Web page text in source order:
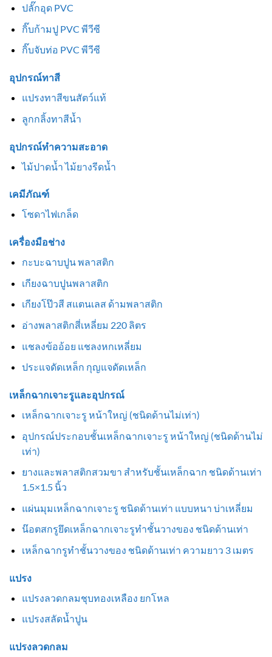
ปลั๊กอุด PVC
กิ๊บก้ามปู PVC พีวีซี
กิ๊บจับท่อ PVC พีวีซี
อุปกรณ์ทาสี
แปรงทาสีขนสัตว์แท้
ลูกกลิ้งทาสีน้ำ
อุปกรณ์ทำความสะอาด
ไม้ปาดน้ำ ไม้ยางรีดน้ำ
เคมีภัณฑ์
โซดาไฟเกล็ด
เครื่องมือช่าง
กะบะฉาบปูน พลาสติก
เกียงฉาบปูนพลาสติก
เกียงโป๊วสี สแตนเลส ด้ามพลาสติก
อ่างพลาสติกสี่เหลี่ยม 220 ลิตร
แชลงข้ออ้อย แชลงหกเหลี่ยม
ประแจดัดเหล็ก กุญแจดัดเหล็ก
เหล็กฉากเจาะรูและอุปกรณ์
เหล็กฉากเจาะรู หน้าใหญ่ (ชนิดด้านไม่เท่า)
อุปกรณ์ประกอบชั้นเหล็กฉากเจาะรู หน้าใหญ่ (ชนิดด้านไม่
เท่า)
ยางและพลาสติกสวมขา สำหรับชั้นเหล็กฉาก ชนิดด้านเท่า
1.5×1.5 นิ้ว
แผ่นมุมเหล็กฉากเจาะรู ชนิดด้านเท่า แบบหนา บ่าเหลี่ยม
น๊อตสกรูยึดเหล็กฉากเจาะรูทำชั้นวางของ ชนิดด้านเท่า
เหล็กฉากรูทำชั้นวางของ ชนิดด้านเท่า ความยาว 3 เมตร
แปรง
แปรงลวดกลมชุบทองเหลือง ยกโหล
แปรงสลัดน้ำปูน
แปรงลวดกลม